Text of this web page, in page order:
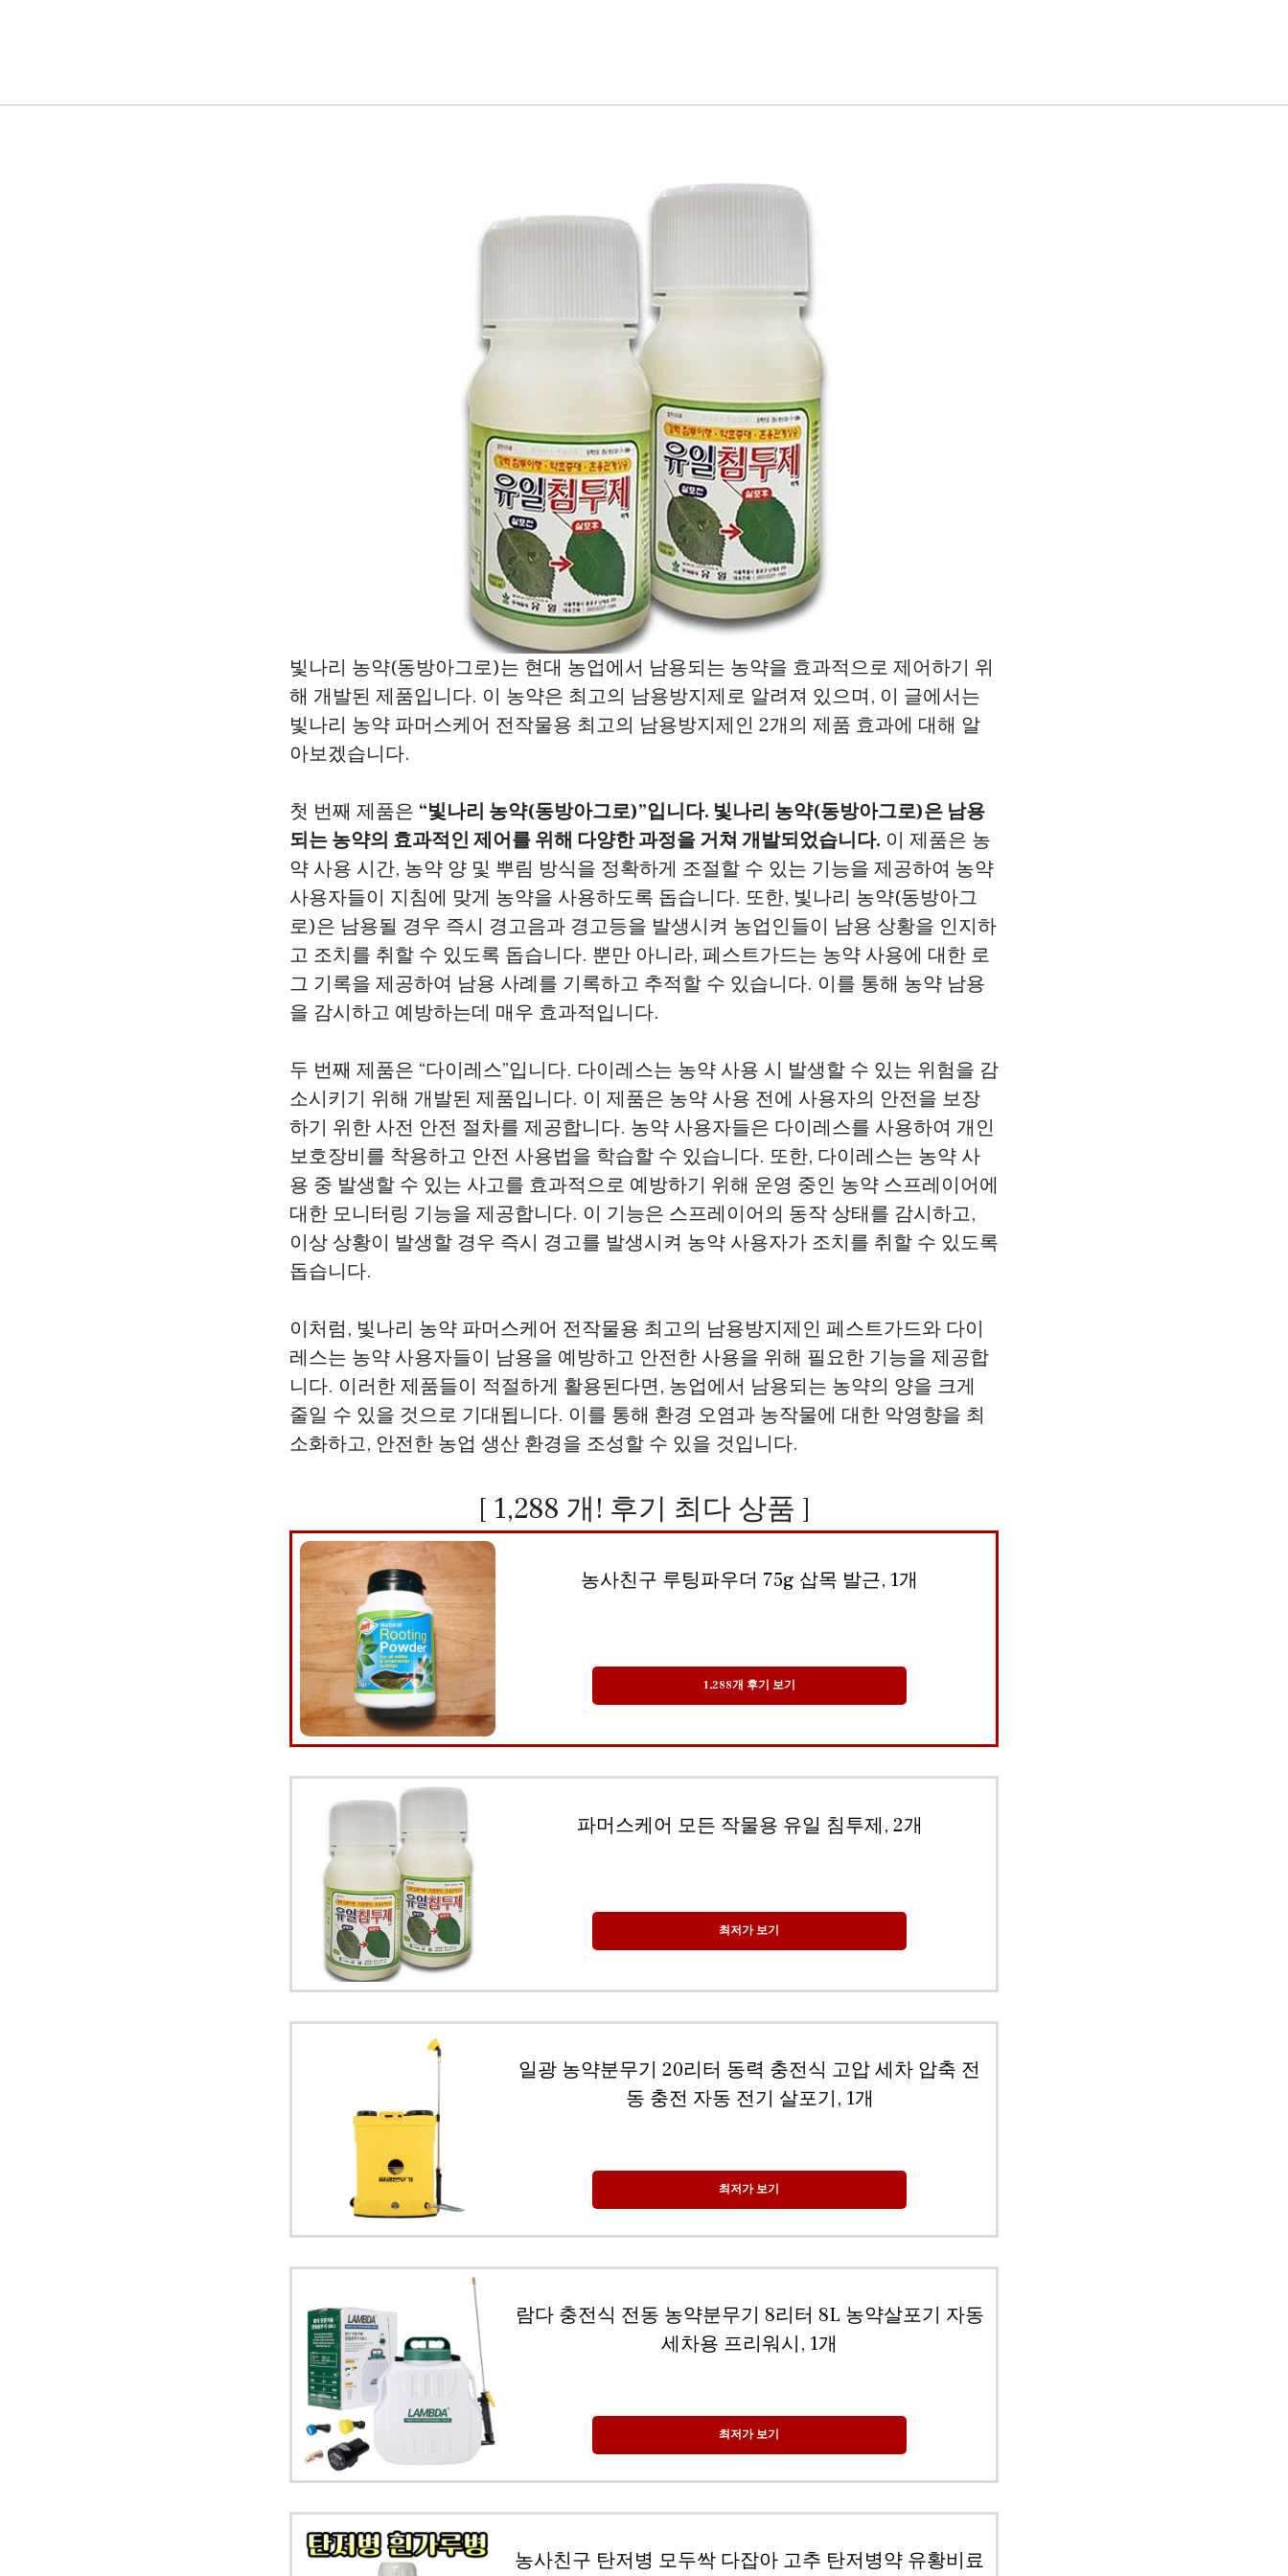
빛나리 농약(동방아그로)는 현대 농업에서 남용되는 농약을 효과적으로 제어하기 위
해 개발된 제품입니다. 이 농약은 최고의 남용방지제로 알려져 있으며, 이 글에서는
빛나리 농약 파머스케어 전작물용 최고의 남용방지제인 2개의 제품 효과에 대해 알
아보겠습니다.
첫 번째 제품은 “빛나리 농약(동방아그로)”입니다. 빛나리 농약(동방아그로)은 남용
되는 농약의 효과적인 제어를 위해 다양한 과정을 거쳐 개발되었습니다. 이 제품은 농
약 사용 시간, 농약 양 및 뿌림 방식을 정확하게 조절할 수 있는 기능을 제공하여 농약
사용자들이 지침에 맞게 농약을 사용하도록 돕습니다. 또한, 빛나리 농약(동방아그
로)은 남용될 경우 즉시 경고음과 경고등을 발생시켜 농업인들이 남용 상황을 인지하
고 조치를 취할 수 있도록 돕습니다. 뿐만 아니라, 페스트가드는 농약 사용에 대한 로
그 기록을 제공하여 남용 사례를 기록하고 추적할 수 있습니다. 이를 통해 농약 남용
을 감시하고 예방하는데 매우 효과적입니다.
두 번째 제품은 “다이레스”입니다. 다이레스는 농약 사용 시 발생할 수 있는 위험을 감
소시키기 위해 개발된 제품입니다. 이 제품은 농약 사용 전에 사용자의 안전을 보장
하기 위한 사전 안전 절차를 제공합니다. 농약 사용자들은 다이레스를 사용하여 개인
보호장비를 착용하고 안전 사용법을 학습할 수 있습니다. 또한, 다이레스는 농약 사
용 중 발생할 수 있는 사고를 효과적으로 예방하기 위해 운영 중인 농약 스프레이어에
대한 모니터링 기능을 제공합니다. 이 기능은 스프레이어의 동작 상태를 감시하고,
이상 상황이 발생할 경우 즉시 경고를 발생시켜 농약 사용자가 조치를 취할 수 있도록
돕습니다.
이처럼, 빛나리 농약 파머스케어 전작물용 최고의 남용방지제인 페스트가드와 다이
레스는 농약 사용자들이 남용을 예방하고 안전한 사용을 위해 필요한 기능을 제공합
니다. 이러한 제품들이 적절하게 활용된다면, 농업에서 남용되는 농약의 양을 크게
줄일 수 있을 것으로 기대됩니다. 이를 통해 환경 오염과 농작물에 대한 악영향을 최
소화하고, 안전한 농업 생산 환경을 조성할 수 있을 것입니다.
[ 1,288 개! 후기 최다 상품 ]
농사친구 루팅파우더 75g 삽목 발근, 1개
1,288개 후기 보기
파머스케어 모든 작물용 유일 침투제, 2개
최저가 보기
일광 농약분무기 20리터 동력 충전식 고압 세차 압축 전
동 충전 자동 전기 살포기, 1개
최저가 보기
람다 충전식 전동 농약분무기 8리터 8L 농약살포기 자동
세차용 프리워시, 1개
최저가 보기
농사친구 탄저병 모두싹 다잡아 고추 탄저병약 유황비료